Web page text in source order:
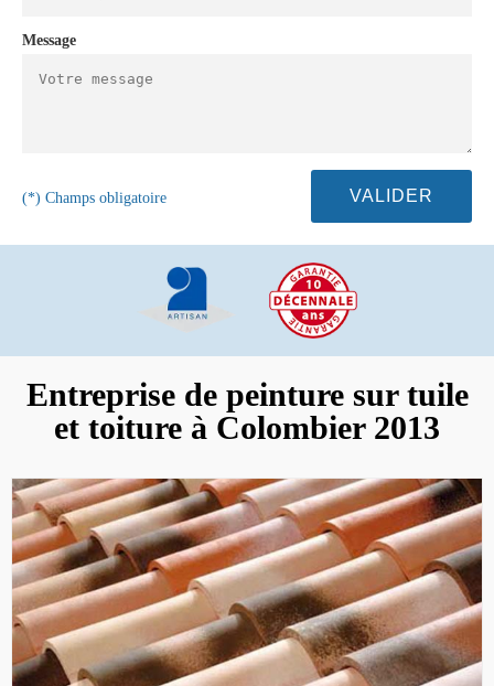
Message
(*) Champs obligatoire
Entreprise de peinture sur tuile
et toiture à Colombier 2013